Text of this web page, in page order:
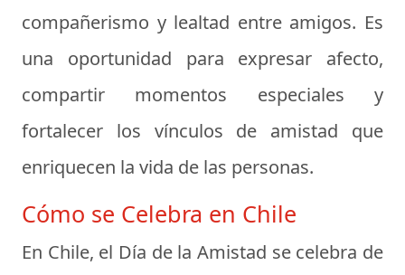
compañerismo y lealtad entre amigos. Es
una oportunidad para expresar afecto,
compartir momentos especiales y
fortalecer los vínculos de amistad que
enriquecen la vida de las personas.
Cómo se Celebra en Chile
En Chile, el Día de la Amistad se celebra de